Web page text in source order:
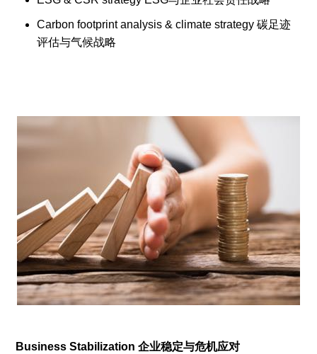
Carbon footprint analysis & climate strategy 碳足迹
评估与气候战略
Business Stabilization 企业稳定与危机应对